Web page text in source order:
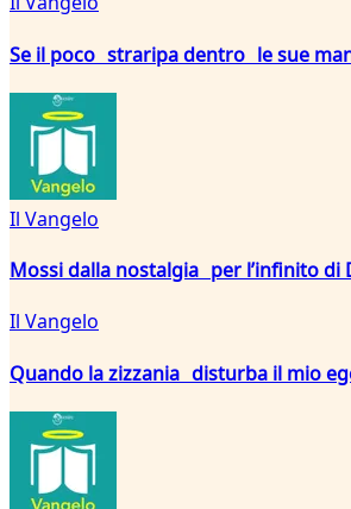
Se il poco straripa dentro le sue
Il Vangelo
Mossi dalla nostalgia per l’infinito di
Il Vangelo
Quando la zizzania disturba il mio